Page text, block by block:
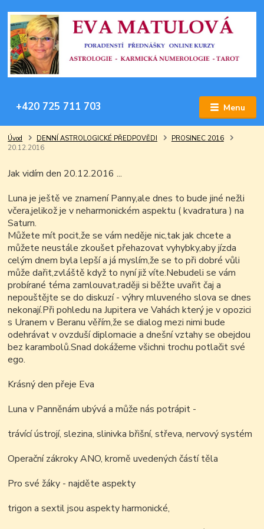
Menu
+420 725 711 703
Úvod DENNÍ ASTROLOGICKÉ PŘEDPOVĚDI
PROSINEC 2016
20.12.2016
Jak vidím den 20.12.2016 ...
Luna je ještě ve znamení Panny,ale dnes to bude jiné nežli
včera,jelikož je v neharmonickém aspektu ( kvadratura ) na
Saturn.
Můžete mít pocit,že se vám neděje nic,tak jak chcete a
můžete neustále zkoušet přehazovat vyhybky,aby jízda
celým dnem byla lepší a já myslím,že se to při dobré vůli
může dařit,zvláště když to nyní již víte.Nebudeli se vám
probírané téma zamlouvat,raději si běžte uvařit čaj a
nepouštějte se do diskuzí - výhry mluveného slova se dnes
nekonají.Při pohledu na Jupitera ve Vahách který je v opozici
s Uranem v Beranu věřím,že se dialog mezi nimi bude
odehrávat v ovzduší diplomacie a dnešní vztahy se obejdou
bez karambolů.Snad dokážeme všichni trochu potlačit své
ego.
Krásný den přeje Eva
Luna v Panněnám ubývá a může nás potrápit -
trávící ústrojí, slezina, slinivka břišní, střeva, nervový systém
Operační zákroky ANO, kromě uvedených částí těla
Pro své žáky - najděte aspekty
trigon a sextil jsou aspekty harmonické,